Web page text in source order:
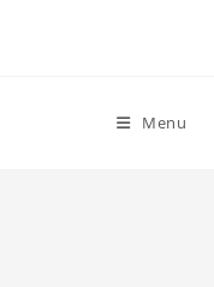
Menu